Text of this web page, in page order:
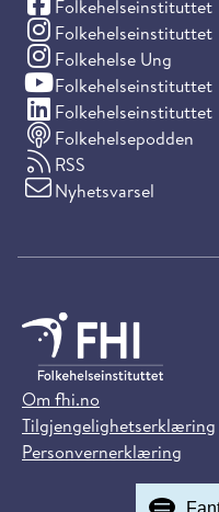
Folkehelseinstituttet
(Facebook)
Folkehelseinstituttet
(Instagram)
Folkehelse Ung
(Instagram)
Folkehelseinstituttet
(YouTube)
Folkehelseinstituttet
(LinkedIn)
Folkehelsepodden
RSS
Nyhetsvarsel
Om fhi.no
Tilgjengelighetserklæring
Personvernerklæring